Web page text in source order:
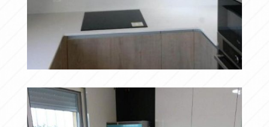
extracción totalmente
integrada
Ampliar